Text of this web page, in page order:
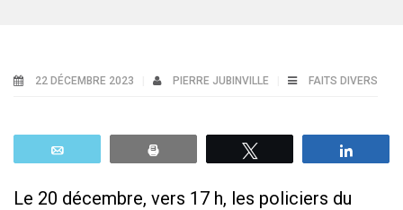
22 DÉCEMBRE 2023 PIERRE JUBINVILLE FAITS DIVERS
Le 20 décembre, vers 17 h, les policiers du